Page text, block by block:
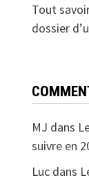
Tout
dossier
MJ dans
suivre en
Lucdans